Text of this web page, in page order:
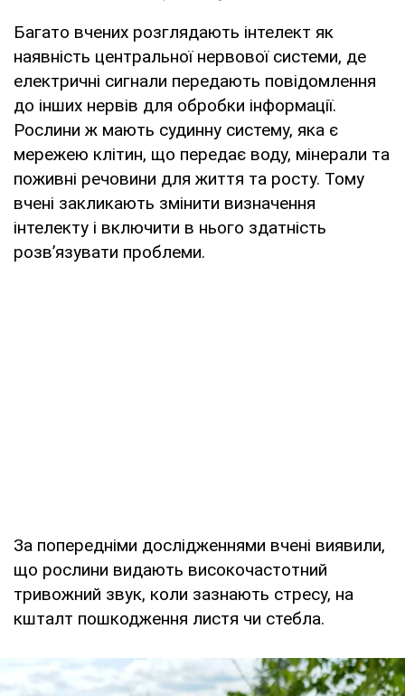
Багато вчених розглядають інтелект як
наявність центральної нервової системи, де
електричні сигнали передають повідомлення
до інших нервів для обробки інформації.
Рослини ж мають судинну систему, яка є
мережею клітин, що передає воду, мінерали та
поживні речовини для життя та росту. Тому
вчені закликають змінити визначення
інтелекту і включити в нього здатність
розв’язувати проблеми.
За попередніми дослідженнями вчені виявили,
що рослини видають високочастотний
тривожний звук, коли зазнають стресу, на
кшталт пошкодження листя чи стебла.